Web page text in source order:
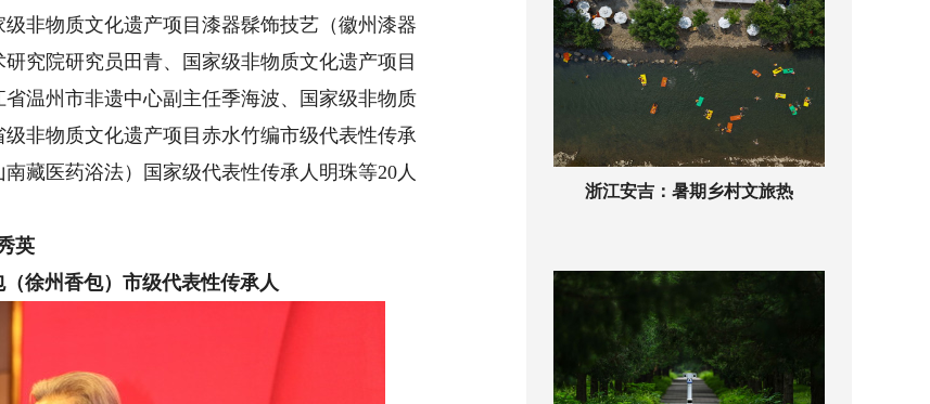
非物质文化遗产项目漆器髹饰技艺（徽州漆器
究院研究员田青、国家级非物质文化遗产项目
温州市非遗中心副主任季海波、国家级非物质
非物质文化遗产项目赤水竹编市级代表性传承
藏医药浴法）国家级代表性传承人明珠等20人
英
徐州香包）市级代表性传承人
浙江安吉：暑期乡村文旅热